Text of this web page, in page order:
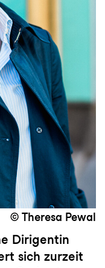
© Theresa Pewal
Dirigentin
sich zurzeit